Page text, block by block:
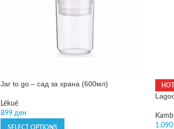
Jar to go – сад за храна (600мл)
Lékué
899 ден
SELECT OPTIONS
HOT
1.090